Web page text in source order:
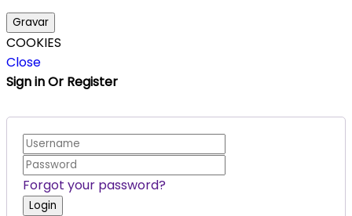
Gravar
COOKIES
Close
Sign in Or Register
Forgot your password?